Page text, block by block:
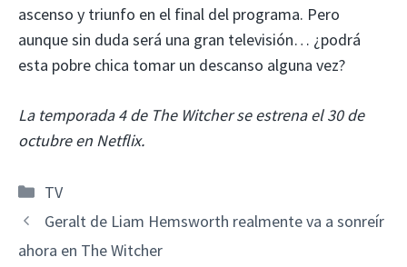
ascenso y triunfo en el final del programa. Pero
aunque sin duda será una gran televisión… ¿podrá
esta pobre chica tomar un descanso alguna vez?
La temporada 4 de The Witcher se estrena el 30 de
octubre en Netflix.
Categorías
TV
Geralt de Liam Hemsworth realmente va a sonreír
ahora en The Witcher